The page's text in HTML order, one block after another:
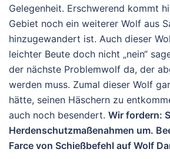
Gelegenheit. Erschwerend kommt
Gebiet noch ein weiterer Wolf aus
hinzugewandert ist. Auch dieser
leichter Beute doch nicht „nein“
der nächste Problemwolf da, der
werden muss. Zumal dieser Wolf
hätte, seinen Häschern zu
auch noch besendert. Wir fordern:
Herdenschutzmaßenahmen um.
Farce von Schießbefehl auf Wolf